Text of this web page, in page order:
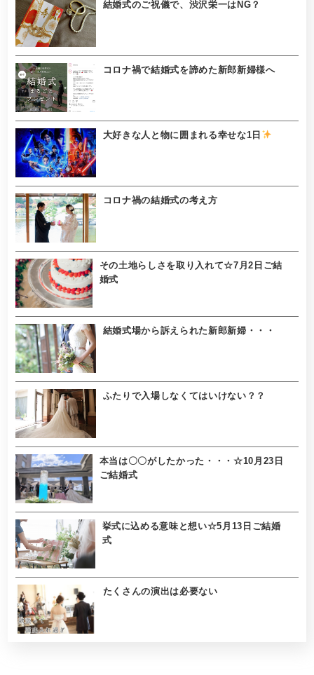
結婚式のご祝儀で、渋沢栄一はNG？
コロナ禍で結婚式を諦めた新郎新婦様へ
大好きな人と物に囲まれる幸せな1日
コロナ禍の結婚式の考え方
その土地らしさを取り入れて☆7月2日ご結
婚式
結婚式場から訴えられた新郎新婦・・・
ふたりで入場しなくてはいけない？？
本当は〇〇がしたかった・・・☆10月23日
ご結婚式
挙式に込める意味と想い☆5月13日ご結婚
式
たくさんの演出は必要ない